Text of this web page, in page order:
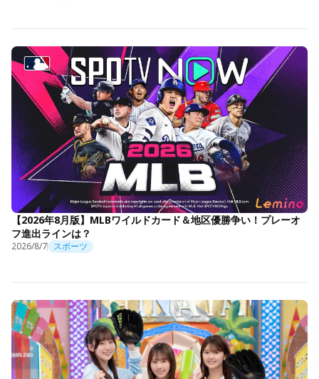
【2026年8月版】MLBワイルドカード＆地区優勝争い！プレーオ
フ進出ラインは？
2026/8/7 スポーツ